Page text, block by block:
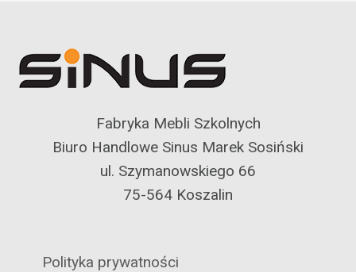
Fabryka Mebli Szkolnych
Biuro Handlowe Sinus Marek Sosiński
ul. Szymanowskiego 66
75-564 Koszalin
Polityka prywatności